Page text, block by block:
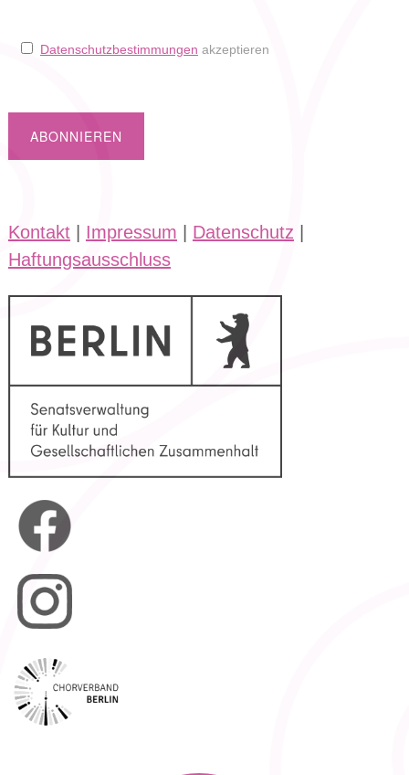
Datenschutzbestimmungen akzeptieren
Kontakt| Impressum Datenschutz
Haftungsausschluss